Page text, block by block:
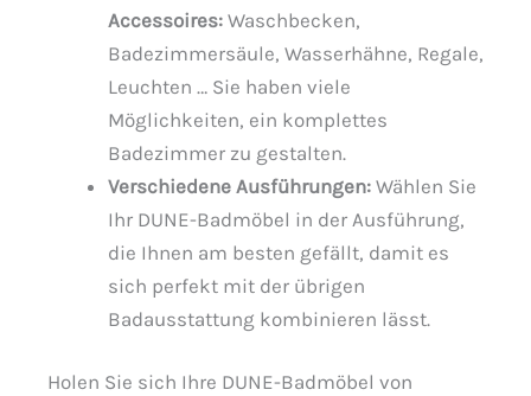
Accessoires: Waschbecken,
Badezimmersäule, Wasserhähne, Regale,
Leuchten … Sie haben viele
Möglichkeiten, ein komplettes
Badezimmer zu gestalten.
Verschiedene Ausführungen: Wählen Sie
Ihr DUNE-Badmöbel in der Ausführung,
die Ihnen am besten gefällt, damit es
sich perfekt mit der übrigen
Badausstattung kombinieren lässt.
Holen Sie sich Ihre DUNE-Badmöbel von